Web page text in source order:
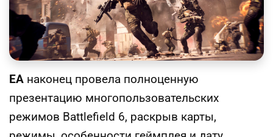
EA наконец провела полноценную
презентацию многопользовательских
режимов Battlefield 6, раскрыв карты,